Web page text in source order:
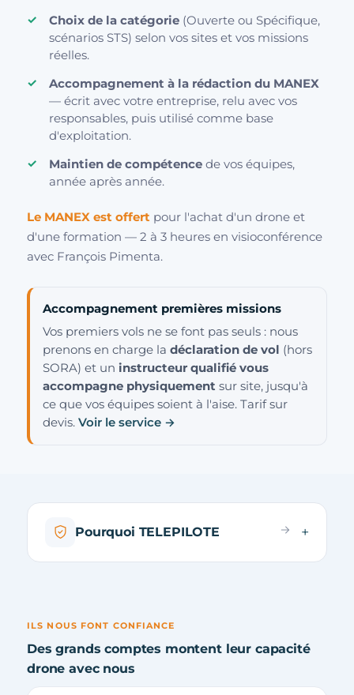
Choix de la catégorie (Ouverte ou Spécifique,
scénarios STS) selon vos sites et vos missions
réelles.
Accompagnement à la rédaction du MANEX
— écrit avec votre entreprise, relu avec vos
responsables, puis utilisé comme base
d'exploitation.
Maintien de compétence de vos équipes,
année après année.
Le MANEX est offert pour l'achat d'un drone et
d'une formation — 2 à 3 heures en visioconférence
avec François Pimenta.
Accompagnement premières missions
Vos premiers vols ne se font pas seuls : nous
prenons en charge la déclaration de vol (hors
SORA) et un instructeur qualifié vous
accompagne physiquement sur site, jusqu'à
ce que vos équipes soient à l'aise. Tarif sur
devis. Voir le service →
Pourquoi TELEPILOTE
ILS NOUS FONT CONFIANCE
Des grands comptes montent leur capacité
drone avec nous